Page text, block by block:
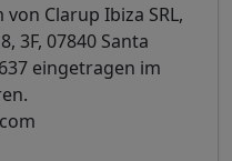
Clarup Ibiza SRL,
3F, 07840 Santa
eingetragen im